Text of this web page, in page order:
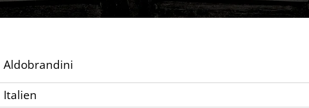
Aldobrandini
Italien